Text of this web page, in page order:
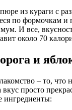
из кураги с
по формочкам и
И все,
около 70
и
– то, что
вкус просто
ингредиенты: